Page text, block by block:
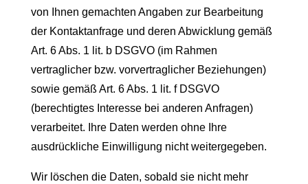
von Ihnen gemachten Angaben zur Bearbeitung
der Kontaktanfrage und deren Abwicklung gemäß
Art. 6 Abs. 1 lit. b DSGVO (im Rahmen
vertraglicher bzw. vorvertraglicher Beziehungen)
sowie gemäß Art. 6 Abs. 1 lit. f DSGVO
(berechtigtes Interesse bei anderen Anfragen)
verarbeitet. Ihre Daten werden ohne Ihre
ausdrückliche Einwilligung nicht weitergegeben.
Wir löschen die Daten, sobald sie nicht mehr